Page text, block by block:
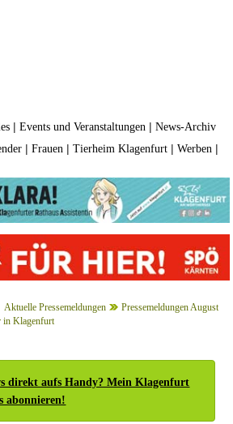
|Events und Veranstaltungen |News-Archiv
|Frauen |Tierheim Klagenfurt |Werben |
Aktuelle Pressemeldungen
Pressemeldungen August
in Klagenfurt
direkt aufs Handy? Mein Klagenfurt
abonnieren!